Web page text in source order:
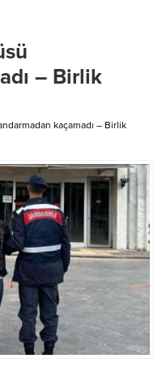
Mücahit Başıböyük, Ankara
sorumlular ve
– Birlik
kaçamadı – Birlik